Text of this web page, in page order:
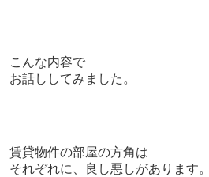
こんな内容で
お話ししてみました。
賃貸物件の部屋の方角は
それぞれに、良し悪しがあります。